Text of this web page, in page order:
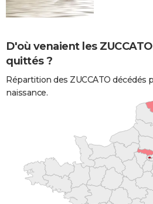
D'où venaient les
quittés ?
Répartition des ZUCCATO décédés
naissance.